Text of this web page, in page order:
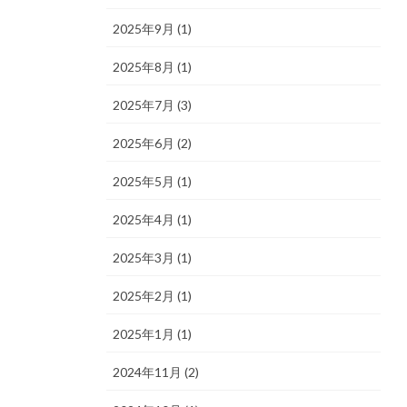
2025年9月 (1)
2025年8月 (1)
2025年7月 (3)
2025年6月 (2)
2025年5月 (1)
2025年4月 (1)
2025年3月 (1)
2025年2月 (1)
2025年1月 (1)
2024年11月 (2)